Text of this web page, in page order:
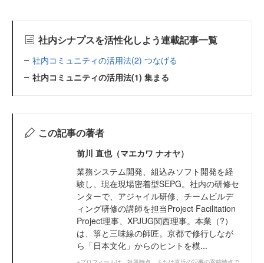
社内シナプスを活性化しよう連載記事一覧
社内コミュニティの活用法(2) つなげる
社内コミュニティの活用法(1) 集まる
この記事の著者
前川 直也（マエカワ ナオヤ）
業務システム開発、組込みソフト開発を経
験し、現在現場密着型SEPG。社内の研修セ
ンターで、アジャイル研修、チームビルデ
ィング研修の講師を担当Project Facilitation
Project理事、XPJUG関西理事。本業（?）
は、箏と三味線の師匠。京都で修行しなが
ら「日本文化」からのヒントを模...